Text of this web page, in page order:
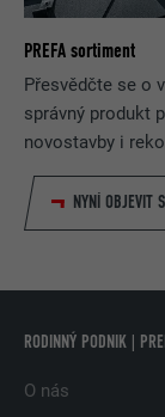
PREFA sortiment
Přesvědčte se o
správný produkt
novostavby i
NYNÍ OBJEVIT
RODINNÝ PODNIK |
O nás